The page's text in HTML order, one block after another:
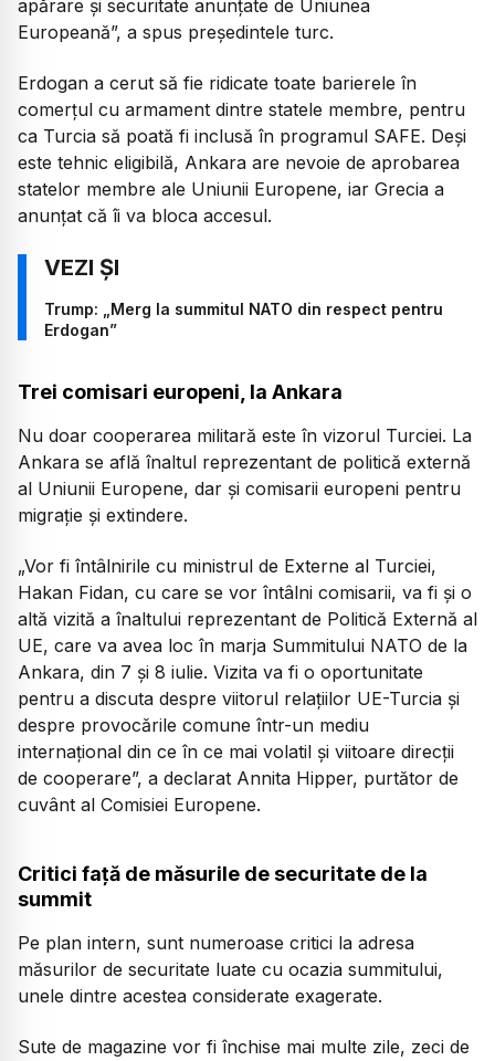
apărare și securitate anunțate de Uniunea
Europeană”, a spus președintele turc.
Erdogan a cerut să fie ridicate toate barierele în
comerțul cu armament dintre statele membre, pentru
ca Turcia să poată fi inclusă în programul SAFE. Deși
este tehnic eligibilă, Ankara are nevoie de aprobarea
statelor membre ale Uniunii Europene, iar Grecia a
anunțat că îi va bloca accesul.
Trump: „Merg la summitul NATO din respect pentru
Erdogan”
Trei comisari europeni, la Ankara
Nu doar cooperarea militară este în vizorul Turciei. La
Ankara se află înaltul reprezentant de politică externă
al Uniunii Europene, dar și comisarii europeni pentru
migrație și extindere.
„Vor fi întâlnirile cu ministrul de Externe al Turciei,
Hakan Fidan, cu care se vor întâlni comisarii, va fi și o
altă vizită a înaltului reprezentant de Politică Externă al
UE, care va avea loc în marja Summitului NATO de la
Ankara, din 7 și 8 iulie. Vizita va fi o oportunitate
pentru a discuta despre viitorul relațiilor UE-Turcia și
despre provocările comune într-un mediu
internațional din ce în ce mai volatil și viitoare direcții
de cooperare”, a declarat Annita Hipper, purtător de
cuvânt al Comisiei Europene.
Critici față de măsurile de securitate de la
summit
Pe plan intern, sunt numeroase critici la adresa
măsurilor de securitate luate cu ocazia summitului,
unele dintre acestea considerate exagerate.
Sute de magazine vor fi închise mai multe zile, zeci de